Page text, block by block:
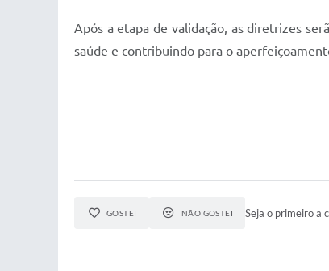
Após a etapa de validação, as diretrizes
saúde e contribuindo para o
GOSTEI NÃO GOSTEI Seja o primeiro a